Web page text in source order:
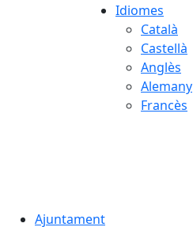
Idiomes
Català
Castellà
Anglès
Alemany
Francès
Ajuntament